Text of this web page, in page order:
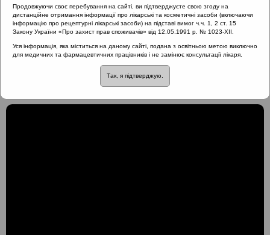
Аденотомія у дітей з алергічним НФ
Аденотомія у дітей з
алергічним НФ
Продовжуючи своє перебування на сайті, ви підтверджуєте свою згоду на
дистанційне отримання інформації про лікарські та косметичні засоби (включаючи
інформацію про рецептурні лікарські засоби) на підставі вимог ч.ч. 1, 2 ст. 15
Закону України «Про захист прав споживачів» від 12.05.1991 р. № 1023-XII.
Уся інформація, яка міститься на даному сайті, подана з освітньою метою виключно
для медичних та фармацевтичних працівників і не замінює консультації лікаря.
Так, я підтверджую.